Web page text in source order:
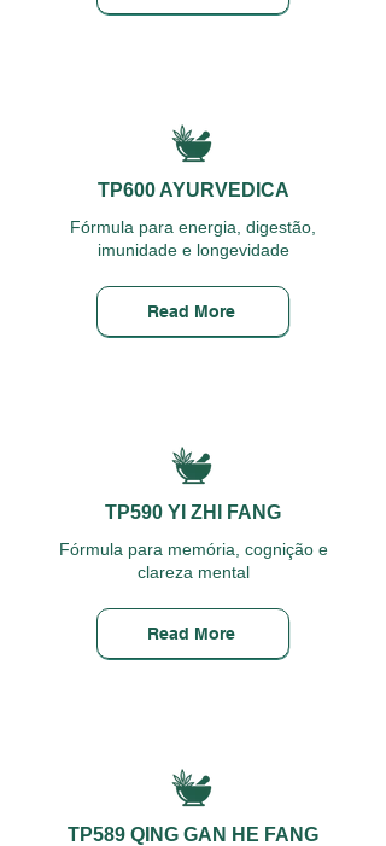
TP600 AYURVEDICA
Fórmula para energia, digestão,
imunidade e longevidade
Read More
TP590 YI ZHI FANG
Fórmula para memória, cognição e
clareza mental
Read More
TP589 QING GAN HE FANG